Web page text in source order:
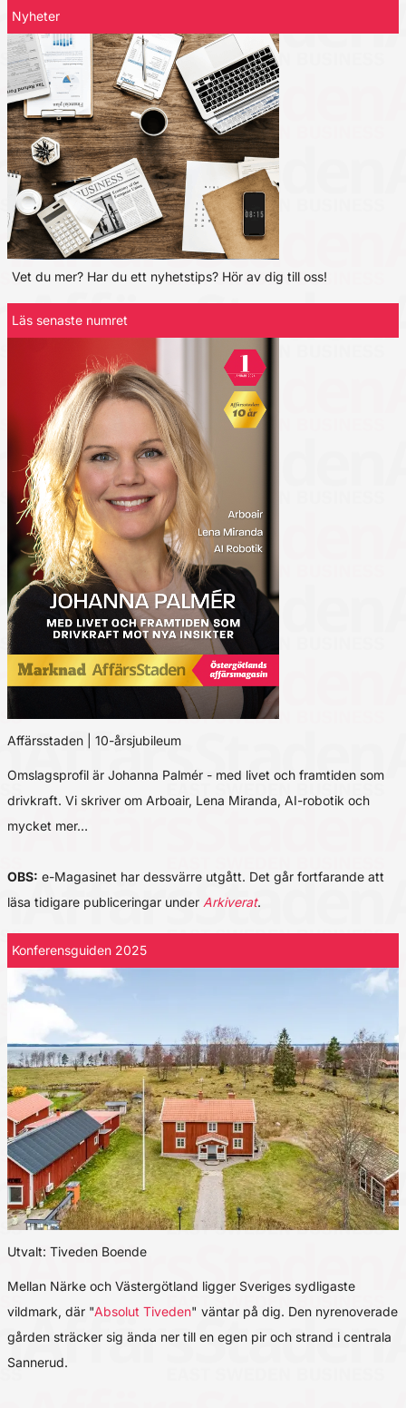
Nyheter
Vet du mer? Har du ett nyhetstips? Hör av dig till oss!
Läs senaste numret
Affärsstaden | 10-årsjubileum
Omslagsprofil är Johanna Palmér - med livet och framtiden som
drivkraft. Vi skriver om Arboair, Lena Miranda, AI-robotik och
mycket mer…
OBS: e-Magasinet har dessvärre utgått. Det går fortfarande att
läsa tidigare publiceringar under Arkiverat.
Konferensguiden 2025
Utvalt: Tiveden Boende
Mellan Närke och Västergötland ligger Sveriges sydligaste
vildmark, där "Absolut Tiveden" väntar på dig. Den nyrenoverade
gården sträcker sig ända ner till en egen pir och strand i centrala
Sannerud.